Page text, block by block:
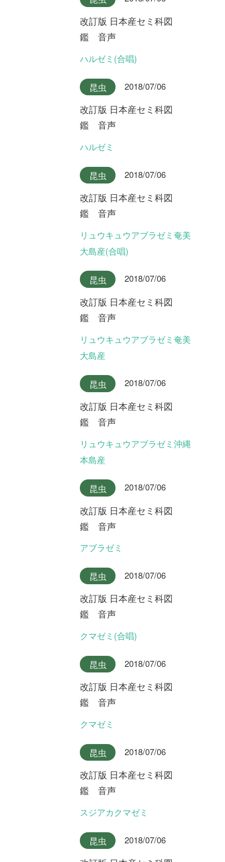
昆虫 2018/07/06
改訂版 日本産セミ科図
鑑 音声
キュウシュウエゾゼミ九州産
昆虫 2018/07/06
改訂版 日本産セミ科図
昆虫 2018/07/06
改訂版 日本産セミ科図
鑑 音声
ヤクシマエゾゼミ
昆虫 2018/07/06
改訂版 日本産セミ科図
鑑 音声
エゾゼミ
鑑 音声
コエゾゼミ
昆虫 2018/07/06
改訂版 日本産セミ科図
チョウセンケナガニイニイ
昆虫
改訂版 日本産セミ科図
鑑 音声
イシガキニイニイ
昆虫 2018/07/06
改訂版 日本産セミ科図
鑑 音声
ミヤコニイニイ
改訂版 日本産セミ科図
鑑 音声
クロイワニイニイ奄美大島産
昆虫 2018/07/06
鑑 音声
クロイワニイニイ沖縄本島産
昆虫 2018/07/06
改訂版 日本産セミ科図
昆虫 2018/07/06